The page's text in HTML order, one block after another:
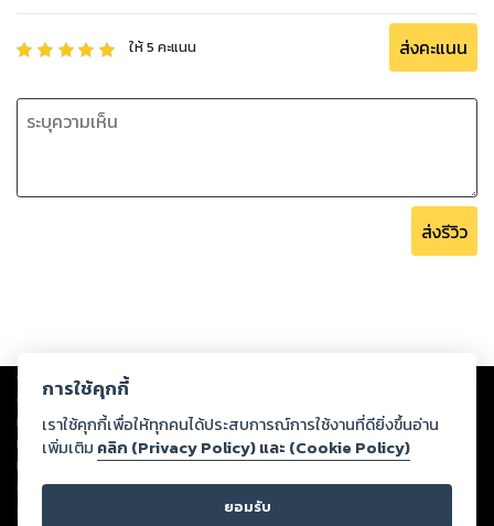
ให้5 คะแนน ส่งคะแนน
ส่งรีวิว
Copyright © 2026
ต่อผลงานหรือเนื้อหาใดที่อัปโหลดผ่านเว็บไซต์และปรากฏว่าละเมิดสิทธิใน
ทรัพย์สินทางปัญญาของบุคคลอื่นหรือขัดต่อกฎหมายและศีลธรรม ดังนั้น ผู้อ่าน
ทุกท่านโปรดใช้วิจารณญาณในการกลั่นกรองด้วยตนเอง และหากท่านพบว่าส่วน
หนึ่งส่วนใดขัดต่อกฎหมายและศีลธรรม กรุณาแจ้งมายังบริษัท เพื่อทีมงานจะได้
ดำเนินการในทันที ทั้งนี้ ทางสตอรี่ล็อกขอสงวนลิขสิทธิ์ตามพระราชบัญญัติ
ลิขสิทธิ์ พ.ศ. 2537 (ฉบับล่าสุด)
การใช้คุกกี้
เราใช้คุกกี้เพื่อให้ทุกคนได้ประสบการณ์การใช้งานที่ดียิ่งขึ้นอ่าน
เพิ่มเติม คลิก (Privacy Policy) และ (Cookie Policy)
ยอมรับ